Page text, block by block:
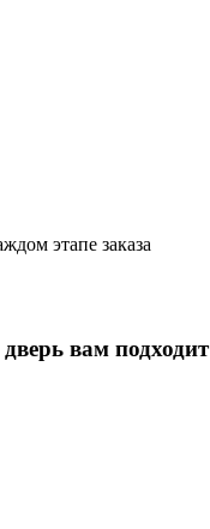
этапе заказа
вам подходит